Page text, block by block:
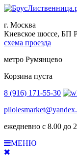
г. Москва
Киевское шоссе, БП
схема проезда
метро Румянцево
Корзина пуста
8 (916) 171-55-30
ежедневно с 8.00 до
МЕНЮ